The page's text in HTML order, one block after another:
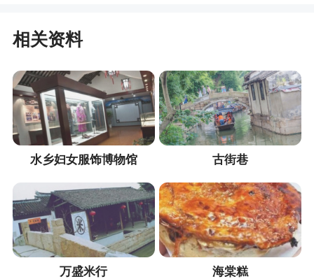
相关资料
水乡妇女服饰博物馆 古街巷
万盛米行 海棠糕